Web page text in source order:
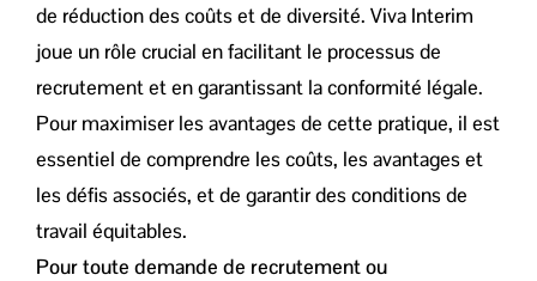
de réduction des coûts et de diversité. Viva Interim
joue un rôle crucial en facilitant le processus de
recrutement et en garantissant la conformité légale.
Pour maximiser les avantages de cette pratique, il est
essentiel de comprendre les coûts, les avantages et
les défis associés, et de garantir des conditions de
travail équitables.
Pour toute demande de recrutement ou